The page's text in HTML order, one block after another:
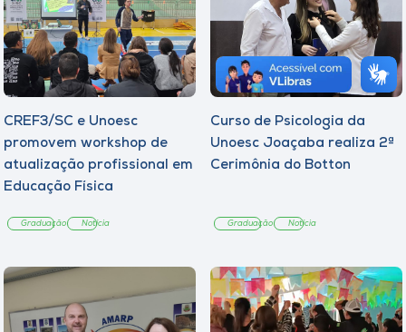
CREF3/SC e Unoesc
promovem workshop de
atualização profissional em
Educação Física
Graduação Notícia
Curso de Psicologia da
Unoesc Joaçaba realiza 2ª
Cerimônia do Botton
Graduação Notícia